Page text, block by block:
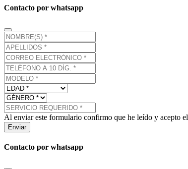
Contacto por whatsapp
Al enviar este formulario confirmo que he leído y acepto el
Enviar
Contacto por whatsapp